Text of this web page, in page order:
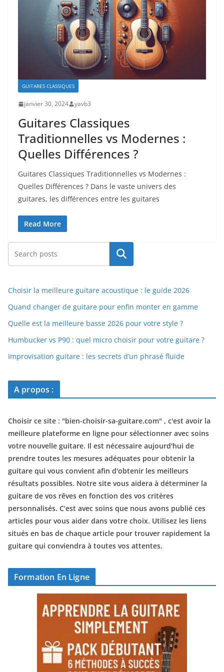
GUITARES CLASSIQUES
janvier 30, 2024 yavb3
Guitares Classiques
Traditionnelles vs Modernes :
Quelles Différences ?
Guitares Classiques Traditionnelles vs Modernes :
Quelles Différences ? Dans le vaste univers des
guitares,​ les différences entre les guitares
Read More
Rechercher
Choisir la meilleure guitare acoustique : le guide 2026
Quand changer de guitare pour enfin monter en gamme
Quelle est la meilleure basse 2026 pour votre style ?
Humbucker vs P90 : quel micro choisir pour votre guitare ?
Improvisation guitare : les secrets d’un phrasé fluide
A propos :
Choisir ce site : "bien-choisir-sa-guitare.com" , c'est avoir la
meilleure plateforme en ligne pour sélectionner avec soins
votre nouvelle guitare. Il est nécessaire aujourd'hui de
prendre toutes les mesures adéquates pour obtenir la
guitare qui vous convient afin d'obtenir les meilleurs
résultats possibles. Notre site vous aidera à déterminer la
guitare de vos rêves en fonction des vos critères
personnalisés. C’est avec soins que nous avons publié ces
articles pour vous aider dans votre choix. Utilisez les liens
situés en bas de chaque article pour trouver rapidement la
guitare qui conviendra à toutes vos attentes.
Formation En Ligne